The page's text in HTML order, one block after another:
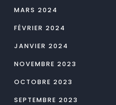
MARS 2024
FÉVRIER 2024
JANVIER 2024
NOVEMBRE 2023
OCTOBRE 2023
SEPTEMBRE 2023